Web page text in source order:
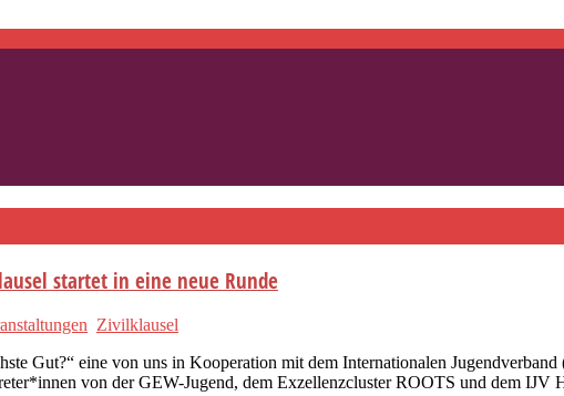
startet in eine neue Runde
Zivilklausel
Gut?“ eine von uns in Kooperation mit dem Internationalen
von der GEW-Jugend, dem Exzellenzcluster ROOTS und dem IJV